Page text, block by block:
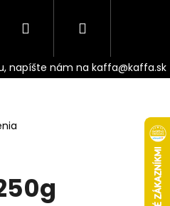
PrihlásenieNákupný
košík